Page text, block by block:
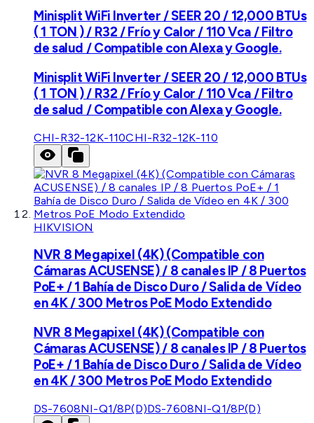
Minisplit WiFi Inverter / SEER 20 / 12,000 BTUs
( 1 TON ) / R32 / Frío y Calor / 110 Vca / Filtro
de salud / Compatible con Alexa y Google.
Minisplit WiFi Inverter / SEER 20 / 12,000 BTUs
( 1 TON ) / R32 / Frío y Calor / 110 Vca / Filtro
de salud / Compatible con Alexa y Google.
CHI-R32-12K-110CHI-R32-12K-110
HIKVISION
NVR 8 Megapixel (4K) (Compatible con
Cámaras ACUSENSE) / 8 canales IP / 8 Puertos
PoE+ / 1 Bahía de Disco Duro / Salida de Vídeo
en 4K / 300 Metros PoE Modo Extendido
NVR 8 Megapixel (4K) (Compatible con
Cámaras ACUSENSE) / 8 canales IP / 8 Puertos
PoE+ / 1 Bahía de Disco Duro / Salida de Vídeo
en 4K / 300 Metros PoE Modo Extendido
DS-7608NI-Q1/8P(D)DS-7608NI-Q1/8P(D)